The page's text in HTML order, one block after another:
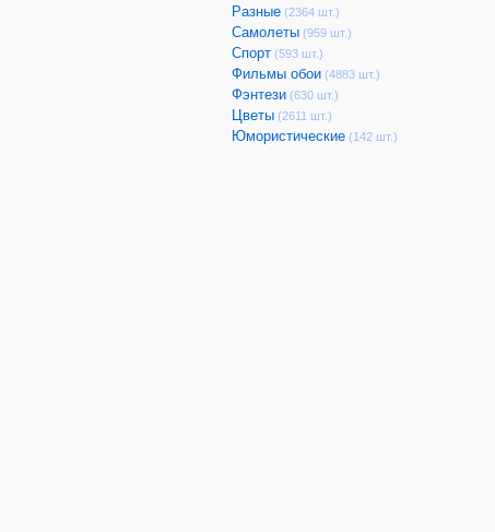
Разные (2364 шт.)
Самолеты (959 шт.)
Спорт (593 шт.)
Фильмы обои (4883 шт.)
Фэнтези (630 шт.)
Цветы (2611 шт.)
Юмористические (142 шт.)